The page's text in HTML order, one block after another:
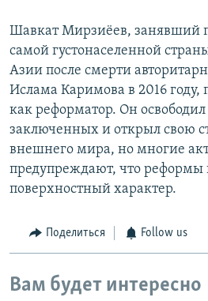
Шавкат Мирзиёев, занявший
самой густонаселенной
Азии после смерти
Ислама Каримова в 2016 году,
как реформатор. Он
заключенных и открыл свою
внешнего мира, но многие
предупреждают, что реформы
поверхностный характер.
Поделиться Follow us
Вам будет интересно